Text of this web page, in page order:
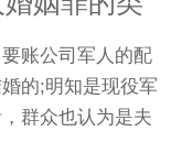
账公司军人的配
的;明知是现役军
群众也认为是夫